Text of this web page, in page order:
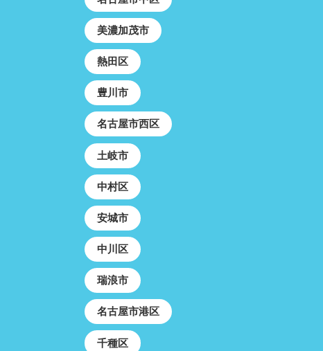
美濃加茂市
熱田区
豊川市
名古屋市西区
土岐市
中村区
安城市
中川区
瑞浪市
名古屋市港区
千種区